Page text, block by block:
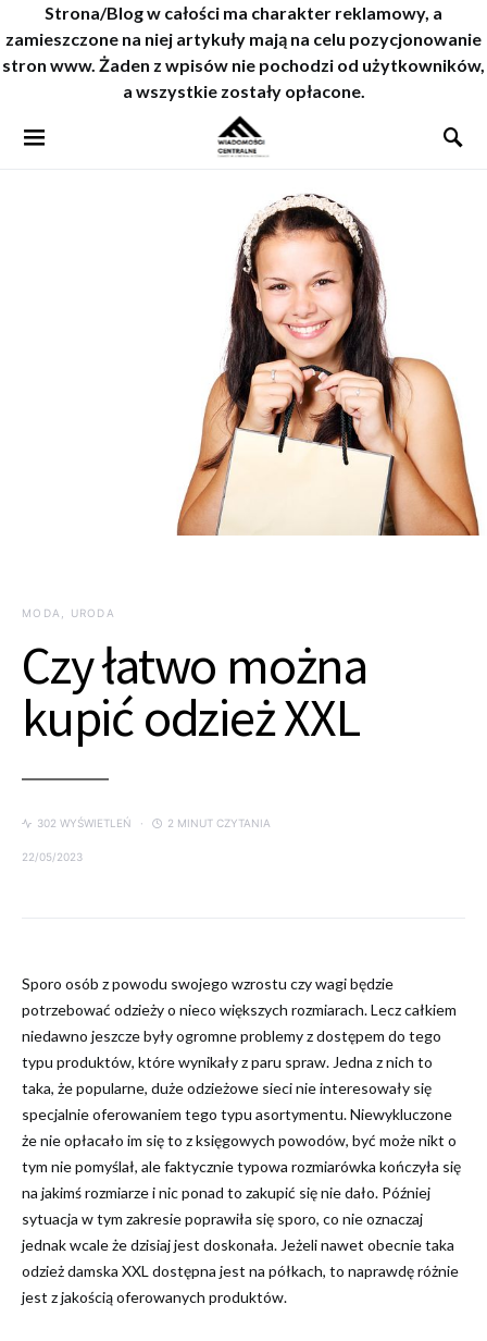
Strona/Blog w całości ma charakter reklamowy, a
zamieszczone na niej artykuły mają na celu pozycjonowanie
stron www. Żaden z wpisów nie pochodzi od użytkowników,
a wszystkie zostały opłacone.
MODA, URODA
Czy łatwo można
kupić odzież XXL
302 WYŚWIETLEŃ 2 MINUT CZYTANIA
22/05/2023
Sporo osób z powodu swojego wzrostu czy wagi będzie
potrzebować odzieży o nieco większych rozmiarach. Lecz całkiem
niedawno jeszcze były ogromne problemy z dostępem do tego
typu produktów, które wynikały z paru spraw. Jedna z nich to
taka, że popularne, duże odzieżowe sieci nie interesowały się
specjalnie oferowaniem tego typu asortymentu. Niewykluczone
że nie opłacało im się to z księgowych powodów, być może nikt o
tym nie pomyślał, ale faktycznie typowa rozmiarówka kończyła się
na jakimś rozmiarze i nic ponad to zakupić się nie dało. Później
sytuacja w tym zakresie poprawiła się sporo, co nie oznaczaj
jednak wcale że dzisiaj jest doskonała. Jeżeli nawet obecnie taka
odzież damska XXL dostępna jest na półkach, to naprawdę różnie
jest z jakością oferowanych produktów.